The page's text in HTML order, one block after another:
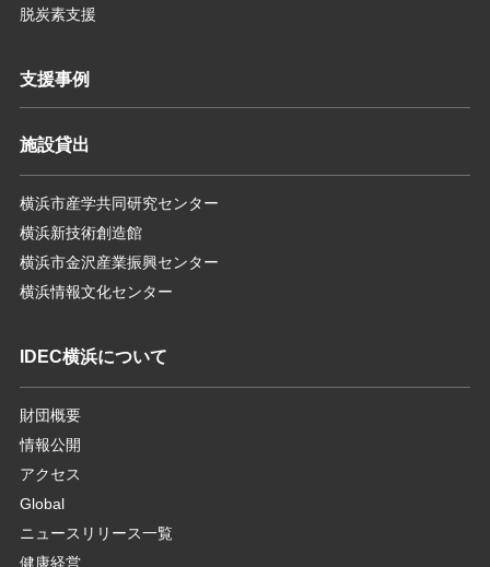
脱炭素支援
支援事例
施設貸出
横浜市産学共同研究センター
横浜新技術創造館
横浜市金沢産業振興センター
横浜情報文化センター
IDEC横浜について
財団概要
情報公開
アクセス
Global
ニュースリリース一覧
健康経営